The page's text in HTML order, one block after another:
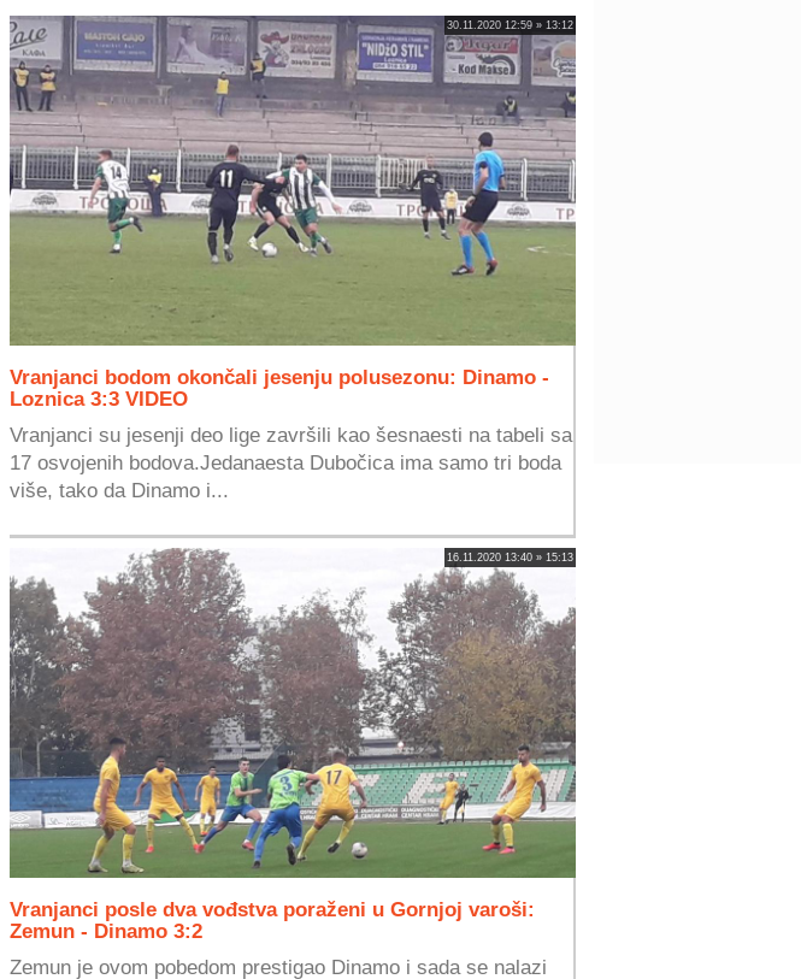
30.11.2020 12:59 » 13:12
Vranjanci bodom okončali jesenju polusezonu: Dinamo -
Loznica 3:3 VIDEO
Vranjanci su jesenji deo lige završili kao šesnaesti na tabeli sa
17 osvojenih bodova.Jedanaesta Dubočica ima samo tri boda
više, tako da Dinamo i...
16.11.2020 13:40 » 15:13
Vranjanci posle dva vođstva poraženi u Gornjoj varoši:
Zemun - Dinamo 3:2
Zemun je ovom pobedom prestigao Dinamo i sada se nalazi